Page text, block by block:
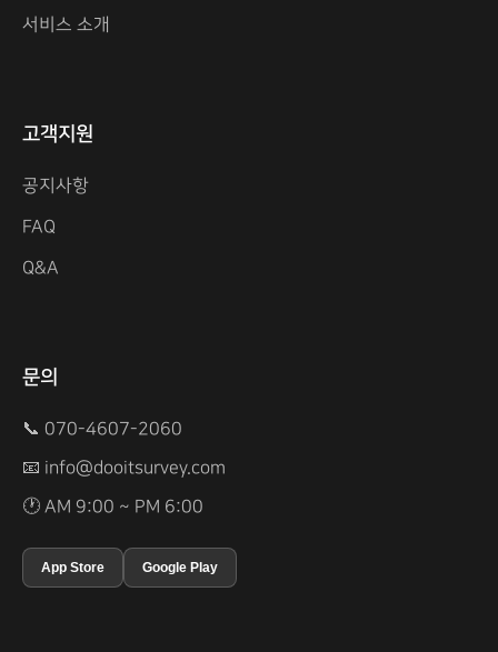
서비스 소개
고객지원
공지사항
FAQ
Q&A
문의
📞 070-4607-2060
📧 info@dooitsurvey.com
🕐 AM 9:00 ~ PM 6:00
App Store Google Play